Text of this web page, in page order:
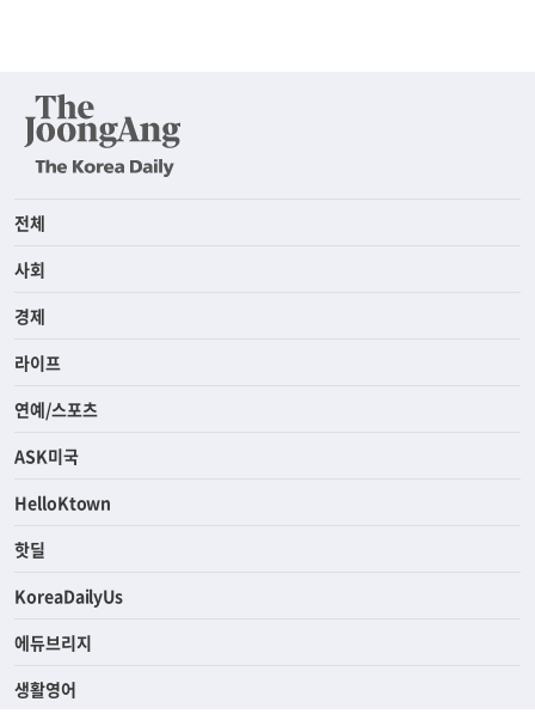
전체
사회
경제
라이프
연예/스포츠
ASK미국
HelloKtown
핫딜
KoreaDailyUs
에듀브리지